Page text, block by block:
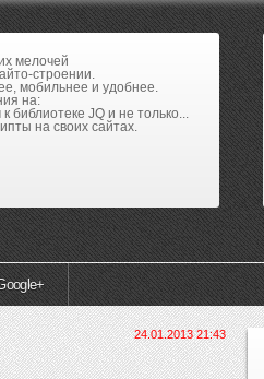
мелочей
строении.
мобильнее и удобнее.
на:
библиотеке JQ и не только...
на своих сайтах.
24.01.2013 21:43